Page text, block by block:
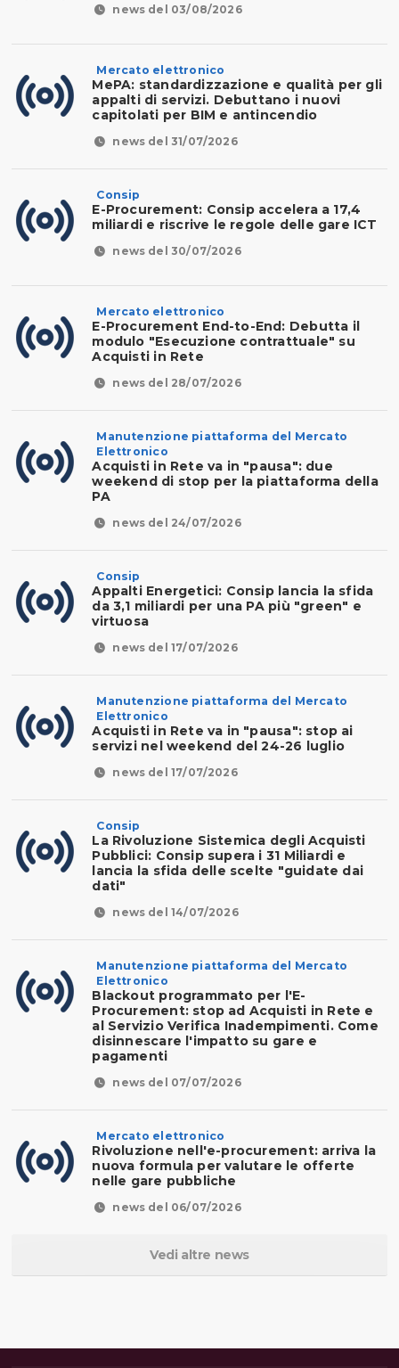
news del 03/08/2026
Mercato elettronico
MePA: standardizzazione e qualità per gli
appalti di servizi. Debuttano i nuovi
capitolati per BIM e antincendio
news del 31/07/2026
Consip
E-Procurement: Consip accelera a 17,4
miliardi e riscrive le regole delle gare ICT
news del 30/07/2026
Mercato elettronico
E-Procurement End-to-End: Debutta il
modulo "Esecuzione contrattuale" su
Acquisti in Rete
news del 28/07/2026
Manutenzione piattaforma del Mercato
Elettronico
Acquisti in Rete va in "pausa": due
weekend di stop per la piattaforma della
PA
news del 24/07/2026
Consip
Appalti Energetici: Consip lancia la sfida
da 3,1 miliardi per una PA più "green" e
virtuosa
news del 17/07/2026
Manutenzione piattaforma del Mercato
Elettronico
Acquisti in Rete va in "pausa": stop ai
servizi nel weekend del 24-26 luglio
news del 17/07/2026
Consip
La Rivoluzione Sistemica degli Acquisti
Pubblici: Consip supera i 31 Miliardi e
lancia la sfida delle scelte "guidate dai
dati"
news del 14/07/2026
Manutenzione piattaforma del Mercato
Elettronico
Blackout programmato per l'E-
Procurement: stop ad Acquisti in Rete e
al Servizio Verifica Inadempimenti. Come
disinnescare l'impatto su gare e
pagamenti
news del 07/07/2026
Mercato elettronico
Rivoluzione nell'e-procurement: arriva la
nuova formula per valutare le offerte
nelle gare pubbliche
news del 06/07/2026
Vedi altre news